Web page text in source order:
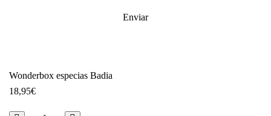
Wonderbox especias Badia
18,95€